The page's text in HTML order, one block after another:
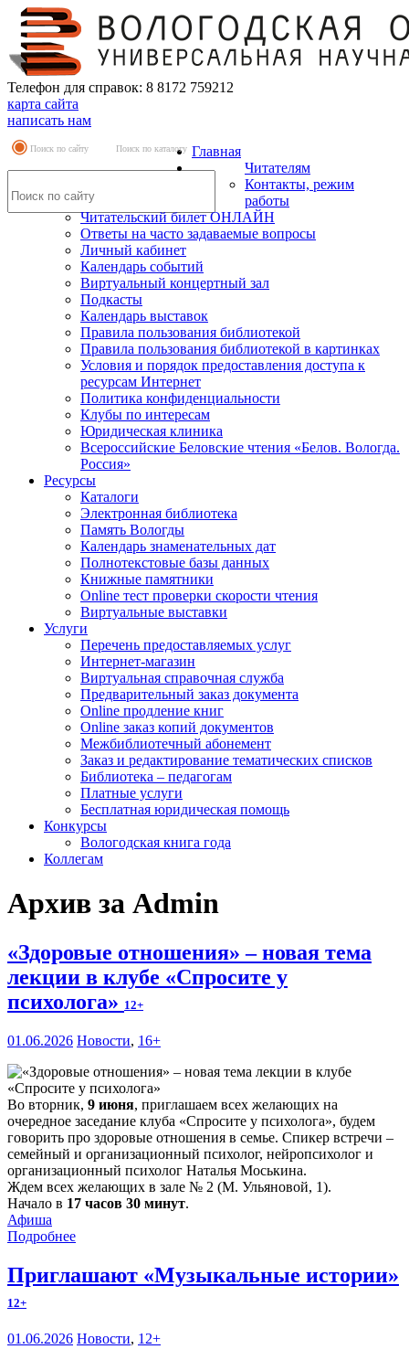
Телефон для справок: 8 8172 759212
карта сайта
написать нам
Поиск по сайту Поиск по каталогу Главная
Читателям
Контакты, режим
работы
Читательский билет ОНЛАЙН
Ответы на часто задаваемые вопросы
Личный кабинет
Календарь событий
Виртуальный концертный зал
Подкасты
Календарь выставок
Правила пользования библиотекой
Правила пользования библиотекой в картинках
Условия и порядок предоставления доступа к
ресурсам Интернет
Политика конфиденциальности
Клубы по интересам
Юридическая клиника
Всероссийские Беловские чтения «Белов. Вологда.
Россия»
Ресурсы
Каталоги
Электронная библиотека
Память Вологды
Календарь знаменательных дат
Полнотекстовые базы данных
Книжные памятники
Online тест проверки скорости чтения
Виртуальные выставки
Услуги
Перечень предоставляемых услуг
Интернет-магазин
Виртуальная справочная служба
Предварительный заказ документа
Online продление книг
Online заказ копий документов
Межбиблиотечный абонемент
Заказ и редактирование тематических списков
Библиотека – педагогам
Платные услуги
Бесплатная юридическая помощь
Конкурсы
Вологодская книга года
Коллегам
Архив за Admin
«Здоровые отношения» – новая тема
лекции в клубе «Спросите у
психолога» 12+
01.06.2026 Новости, 16+
Во вторник, 9 июня, приглашаем всех желающих на
очередное заседание клуба «Спросите у психолога», будем
говорить про здоровые отношения в семье. Спикер встречи –
семейный и организационный психолог, нейропсихолог и
организационный психолог Наталья Моськина.
Ждем всех желающих в зале № 2 (М. Ульяновой, 1).
Начало в 17 часов 30 минут.
Афиша
Подробнее
Приглашают «Музыкальные истории»
12+
01.06.2026 Новости, 12+